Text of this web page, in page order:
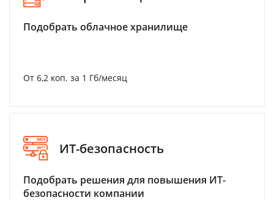
Подобрать облачное хранилище
От 6,2 коп. за 1 Гб/месяц
ИТ-безопасность
Подобрать решения для повышения ИТ-
безопасности компании